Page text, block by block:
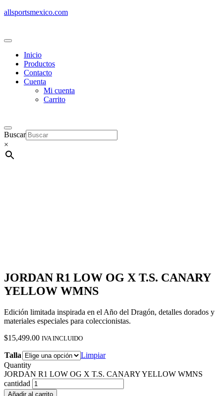
allsportsmexico.com
Inicio
Productos
Contacto
Cuenta
Mi cuenta
Carrito
Buscar
×
JORDAN R1 LOW OG X T.S. CANARY
YELLOW WMNS
Edición limitada inspirada en el Año del Dragón, detalles dorados y
materiales especiales para coleccionistas.
$15,499.00 IVA INCLUIDO
Talla
Limpiar
Quantity
JORDAN R1 LOW OG X T.S. CANARY YELLOW WMNS
cantidad
Añadir al carrito